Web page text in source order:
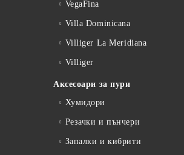
VegaFina
Villa Dominicana
Villiger La Meridiana
Villiger
Аксесоари за пури
Хумидори
Резачки и пънчери
Запалки и кибрити